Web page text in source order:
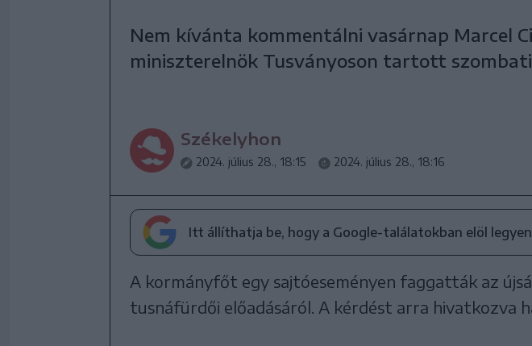
Nem kívánta kommentálni vasárnap Marcel
miniszterelnök Tusványoson tartott
Székelyhon
2024. július 28., 18:15 2024. július 28., 18:16
Itt állíthatja be, hogy a Google-találatokban elöl legyen
A kormányfőt egy sajtóeseményen faggatták az
tusnáfürdői előadásáról. A kérdést arra hivatkozva